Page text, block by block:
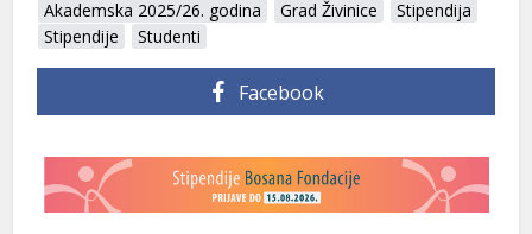
Akademska 2025/26. godina Grad Živinice
Stipendija
Stipendije
Studenti
Facebook